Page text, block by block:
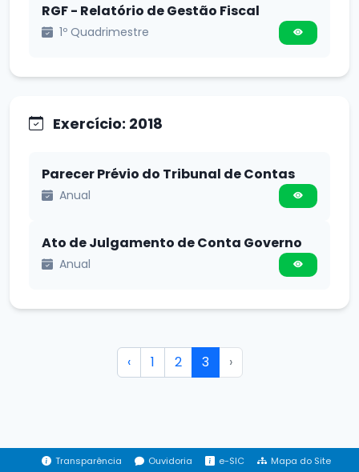
RGF - Relatório de Gestão Fiscal
1º Quadrimestre
Exercício: 2018
Parecer Prévio do Tribunal de Contas
Anual
Ato de Julgamento de Conta Governo
Anual
‹ 1 2 3 ›
Transparência Ouvidoria e-SIC Mapa do Site